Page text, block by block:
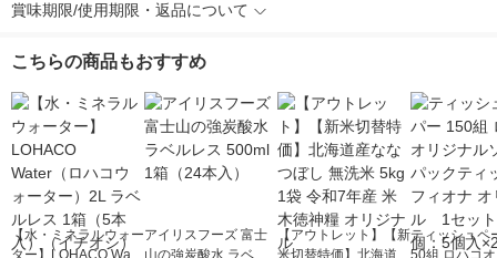
賞味期限/使用期限・返品について
こちらの商品もおすすめ
【水・ミネラルウォーアイリスフーズ 富士
【アウトレット】【新ティッシュペ